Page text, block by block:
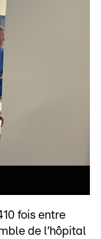
fois entre
de l’hôpital